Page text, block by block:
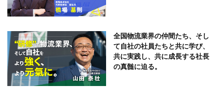
全国物流業界の仲間たち、そし
て自社の社員たちと共に学び、
共に実践し、共に成長する社長
の真髄に迫る。